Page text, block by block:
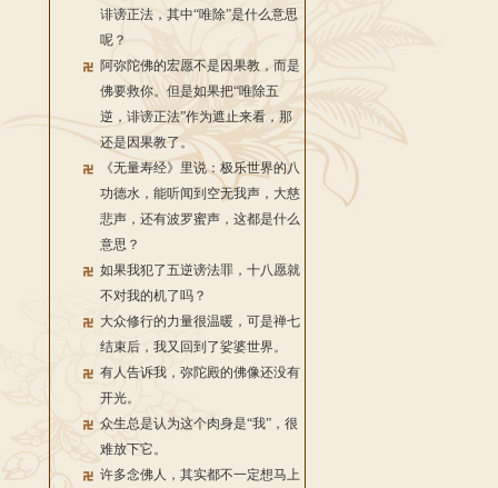
诽谤正法，其中“唯除”是什么意思
呢？
阿弥陀佛的宏愿不是因果教，而是
佛要救你。但是如果把“唯除五
逆，诽谤正法”作为遮止来看，那
还是因果教了。
《无量寿经》里说：极乐世界的八
功德水，能听闻到空无我声，大慈
悲声，还有波罗蜜声，这都是什么
意思？
如果我犯了五逆谤法罪，十八愿就
不对我的机了吗？
大众修行的力量很温暖，可是禅七
结束后，我又回到了娑婆世界。
有人告诉我，弥陀殿的佛像还没有
开光。
众生总是认为这个肉身是“我”，很
难放下它。
许多念佛人，其实都不一定想马上